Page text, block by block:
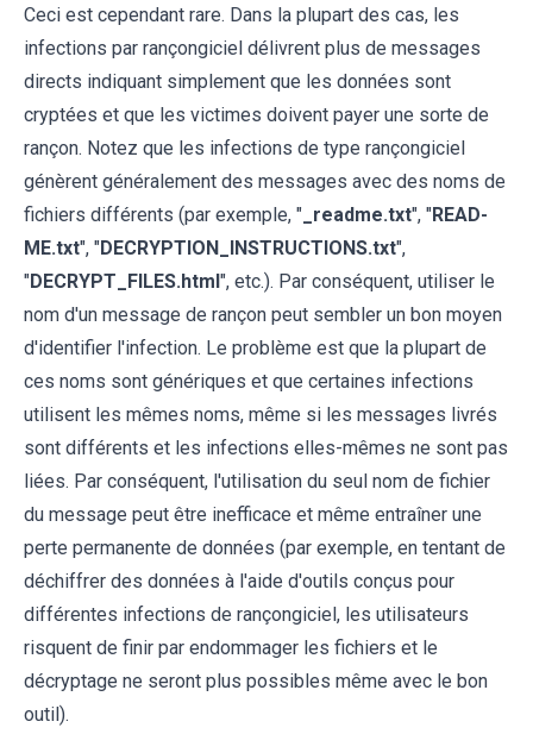
Ceci est cependant rare. Dans la plupart des cas, les
infections par rançongiciel délivrent plus de messages
directs indiquant simplement que les données sont
cryptées et que les victimes doivent payer une sorte de
rançon. Notez que les infections de type rançongiciel
génèrent généralement des messages avec des noms de
fichiers différents (par exemple, " _readme.txt", "READ-
ME.txt", "DECRYPTION_INSTRUCTIONS.txt",
"DECRYPT_FILES.html", etc.). Par conséquent, utiliser le
nom d'un message de rançon peut sembler un bon moyen
d'identifier l'infection. Le problème est que la plupart de
ces noms sont génériques et que certaines infections
utilisent les mêmes noms, même si les messages livrés
sont différents et les infections elles-mêmes ne sont pas
liées. Par conséquent, l'utilisation du seul nom de fichier
du message peut être inefficace et même entraîner une
perte permanente de données (par exemple, en tentant de
déchiffrer des données à l'aide d'outils conçus pour
différentes infections de rançongiciel, les utilisateurs
risquent de finir par endommager les fichiers et le
décryptage ne seront plus possibles même avec le bon
outil).